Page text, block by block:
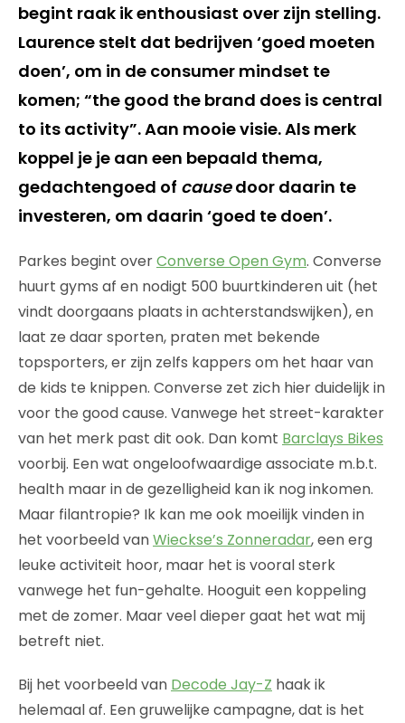
begint raak ik enthousiast over zijn stelling.
Laurence stelt dat bedrijven ‘goed moeten
doen’, om in de consumer mindset te
komen; “the good the brand does is central
to its activity”. Aan mooie visie. Als merk
koppel je je aan een bepaald thema,
gedachtengoed of causedoor daarin te
investeren, om daarin ‘goed te doen’.
Parkes begint overConverse Open Gym. Converse
huurt gyms af en nodigt 500 buurtkinderen uit (het
vindt doorgaans plaats in achterstandswijken), en
laat ze daar sporten, praten met bekende
topsporters, er zijn zelfs kappers om het haar van
de kids te knippen. Converse zet zich hier duidelijk in
voor the good cause. Vanwege het street-karakter
van het merk past dit ook. Dan komt Barclays Bikes
voorbij. Een wat ongeloofwaardige associate m.b.t.
health maar in de gezelligheid kan ik nog inkomen.
Maar filantropie? Ik kan me ook moeilijk vinden in
het voorbeeld vanWieckse’s Zonneradar, een erg
leuke activiteit hoor, maar het is vooral sterk
vanwege het fun-gehalte. Hooguit een koppeling
met de zomer. Maar veel dieper gaat het wat mij
betreft niet.
Bij het voorbeeld van Decode Jay-Z haak ik
helemaal af. Een gruwelijke campagne, dat is het